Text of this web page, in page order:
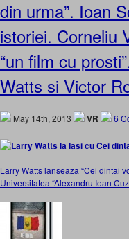
din urma”. Ioan
istoriei. Corneliu
“un film cu
Watts si Victor
May 14th, 2013 VR 6
Larry Watts lanseaza “Cei dintai
Universitatea “Alexandru Ioan